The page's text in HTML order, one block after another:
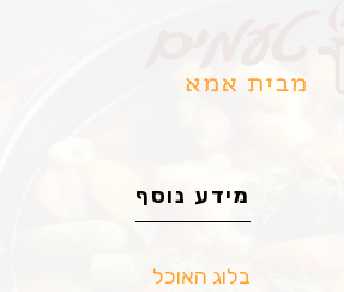
מידע נוסף
בלוג האוכל